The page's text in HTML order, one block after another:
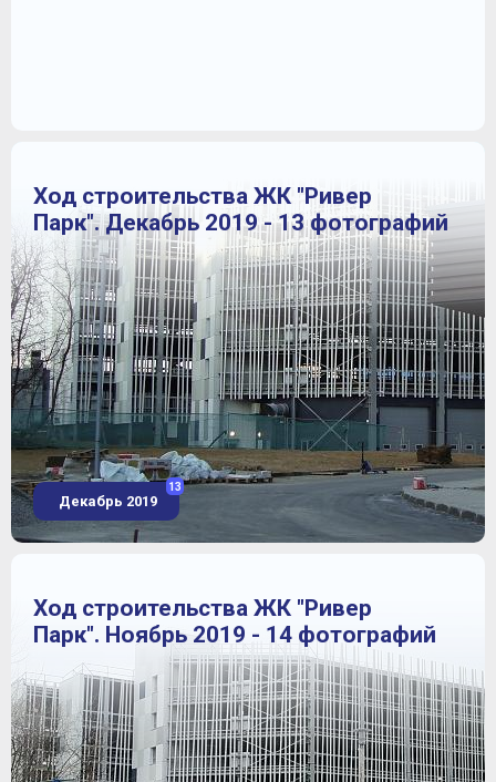
Ход строительства ЖК "Ривер
Парк". Декабрь 2019 - 13 фотографий
Декабрь 2019
13
Ход строительства ЖК "Ривер
Парк". Ноябрь 2019 - 14 фотографий